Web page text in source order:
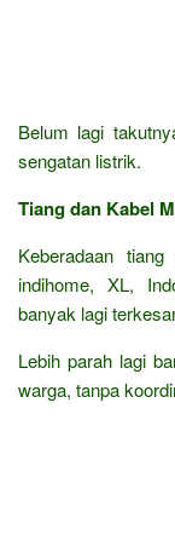
Belum lagi
sengatan listrik.
Tiang dan Kabel
Keberadaan
indihome, XL,
banyak lagi
Lebih parah lagi
warga, tanpa